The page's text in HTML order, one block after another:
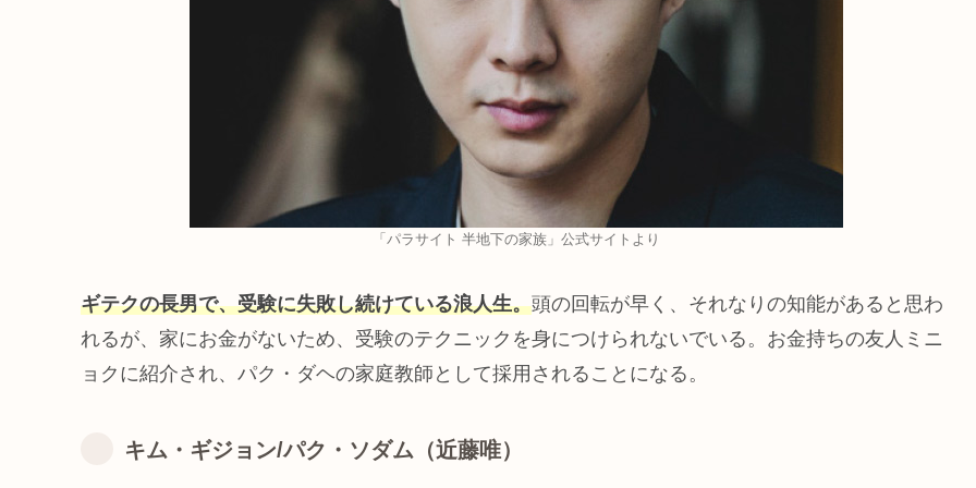
「パラサイト 半地下の家族」公式サイトより
ギテクの長男で、受験に失敗し続けている浪人生。頭の回転が早く、それなりの知能があると思わ
れるが、家にお金がないため、受験のテクニックを身につけられないでいる。お金持ちの友人ミニ
ョクに紹介され、パク・ダヘの家庭教師として採用されることになる。
キム・ギジョン/パク・ソダム（近藤唯）